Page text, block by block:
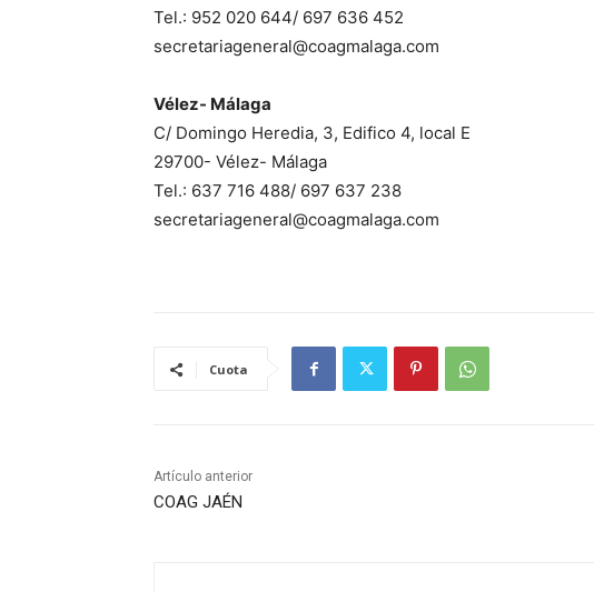
Tel.: 952 020 644/ 697 636 452
secretariageneral@coagmalaga.com
Vélez- Málaga
C/ Domingo Heredia, 3, Edifico 4, local E
29700- Vélez- Málaga
Tel.: 637 716 488/ 697 637 238
secretariageneral@coagmalaga.com
Cuota
Artículo anterior
COAG JAÉN